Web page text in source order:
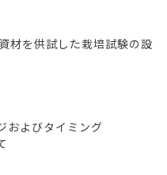
を供試した栽培試験の設
よびタイミング